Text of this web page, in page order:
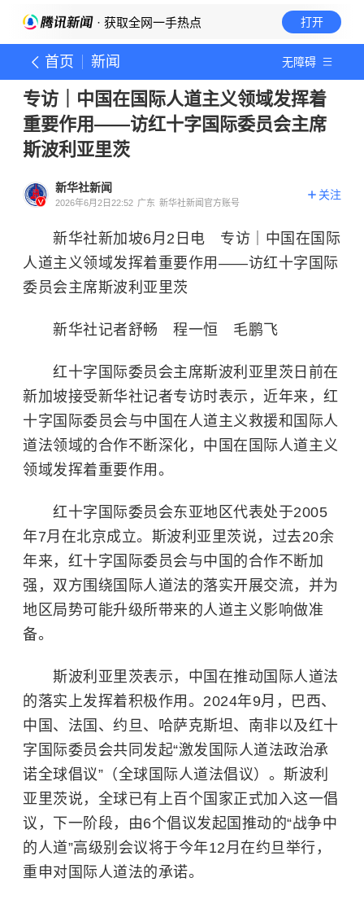
· 获取全网一手热点 打开
首页 新闻 无障碍
专访｜中国在国际人道主义领域发挥着
重要作用——访红十字国际委员会主席
斯波利亚里茨
新华社新闻
2026年6月2日22:52 广东 新华社新闻官方账号
关注
新华社新加坡6月2日电 专访｜中国在国际
人道主义领域发挥着重要作用——访红十字国际
委员会主席斯波利亚里茨
新华社记者舒畅 程一恒 毛鹏飞
红十字国际委员会主席斯波利亚里茨日前在
新加坡接受新华社记者专访时表示，近年来，红
十字国际委员会与中国在人道主义救援和国际人
道法领域的合作不断深化，中国在国际人道主义
领域发挥着重要作用。
红十字国际委员会东亚地区代表处于2005
年7月在北京成立。斯波利亚里茨说，过去20余
年来，红十字国际委员会与中国的合作不断加
强，双方围绕国际人道法的落实开展交流，并为
地区局势可能升级所带来的人道主义影响做准
备。
斯波利亚里茨表示，中国在推动国际人道法
的落实上发挥着积极作用。2024年9月，巴西、
中国、法国、约旦、 哈萨克斯坦、南非以及红十
字国际委员会共同发起“激发国际人道法政治承
诺全球倡议”（全球国际人道法倡议）。斯波利
亚里茨说，全球已有上百个国家正式加入这一倡
议，下一阶段，由6个倡议发起国推动的“战争中
的人道”高级别会议将于今年12月在约旦举行，
重申对国际人道法的承诺。